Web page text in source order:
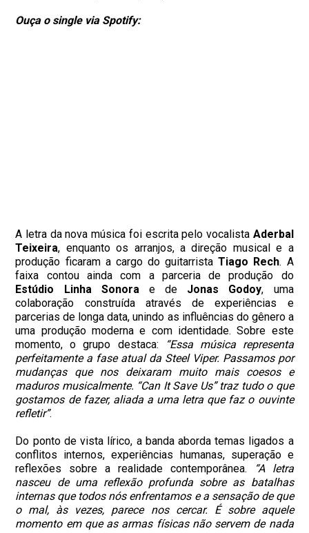
Ouça o single via Spotify:
A letra da nova música foi escrita pelo vocalista Aderbal
Teixeira, enquanto os arranjos, a direção musical e a
produção ficaram a cargo do guitarristaTiago Rech. A
faixa contou ainda com a parceria de produção do
Estúdio Linha Sonorae de Jonas Godoy, uma
colaboração construída através de experiências e
parcerias de longa data, unindo as influências do gênero a
uma produção moderna e com identidade. Sobre este
momento, o grupo destaca:
“Essa música representa
perfeitamente a fase atual da Steel Viper. Passamos por
mudanças que nos deixaram muito mais coesos e
maduros musicalmente. “Can It Save Us” traz tudo o que
gostamos de fazer, aliada a uma letra que faz o ouvinte
refletir”.
Do ponto de vista lírico, a banda aborda temas ligados a
conflitos internos, experiências humanas, superação e
reflexões sobre a realidade contemporânea.
“A letra
nasceu de uma reflexão profunda sobre as batalhas
internas que todos nós enfrentamos e a sensação de que
o mal, às vezes, parece nos cercar. É sobre aquele
momento em que as armas físicas não servem de nada